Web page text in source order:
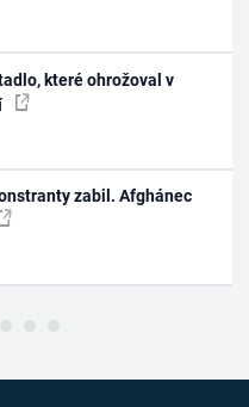
které ohrožoval v
zabil. Afghánec